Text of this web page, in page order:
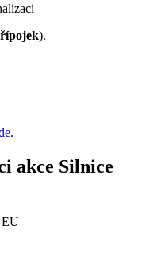
).
.
akce Silnice